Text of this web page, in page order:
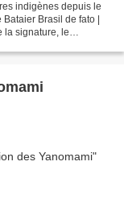
indigènes depuis le
Brasil de fato |
la signature, le